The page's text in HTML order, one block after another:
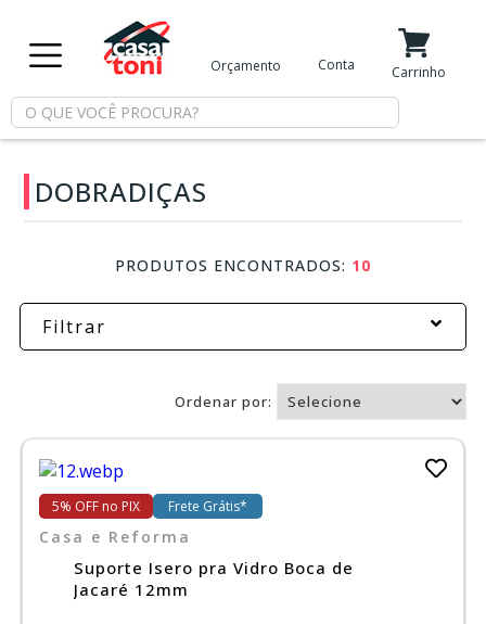
Minha Conta
Meus Favoritos
Departamentos
Tintas
Reforma
Piscina
Ferramentas
Orçamento Conta Carrinho
DOBRADIÇAS
PRODUTOS ENCONTRADOS: 10
Filtrar
Ordenar por:
5% OFF no PIX Frete Grátis*
Casa e Reforma
Suporte Isero pra Vidro Boca de
Jacaré 12mm